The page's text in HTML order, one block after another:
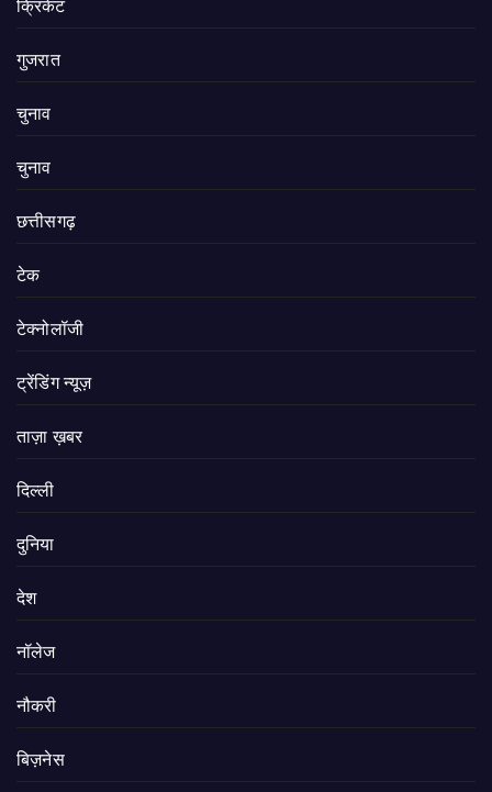
क्रिकेट
गुजरात
चुनाव
चुनाव
छत्तीसगढ़
टेक
टेक्नोलॉजी
ट्रेंडिंग न्यूज़
ताज़ा ख़बर
दिल्ली
दुनिया
देश
नॉलेज
नौकरी
बिज़नेस